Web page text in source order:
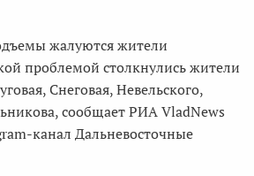
жалуются жители
проблемой столкнулись жители
Снеговая, Невельского,
сообщает РИА VladNews
канал Дальневосточные